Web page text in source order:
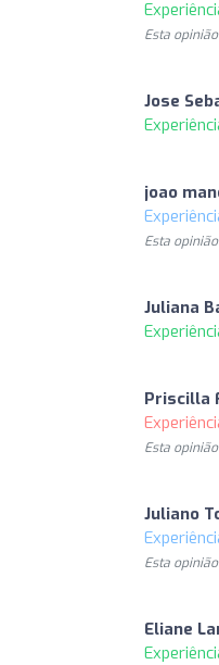
Esta
Jose
joao
Esta
Juliana
Priscilla
Esta
Juliano
Esta
Eliane